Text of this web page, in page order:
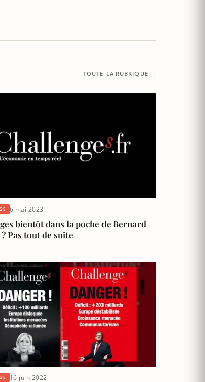
TOUTE LA RUBRIQUE →
6 mai 2023
bientôt dans la poche de Bernard
Pas tout de suite
16 juin 2022